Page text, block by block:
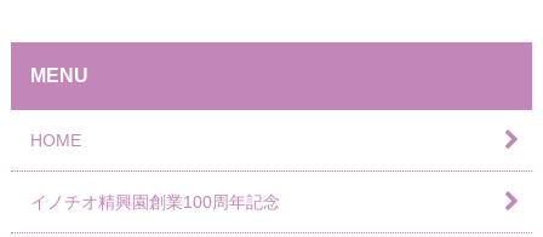
MENU
HOME
イノチオ精興園創業100周年記念